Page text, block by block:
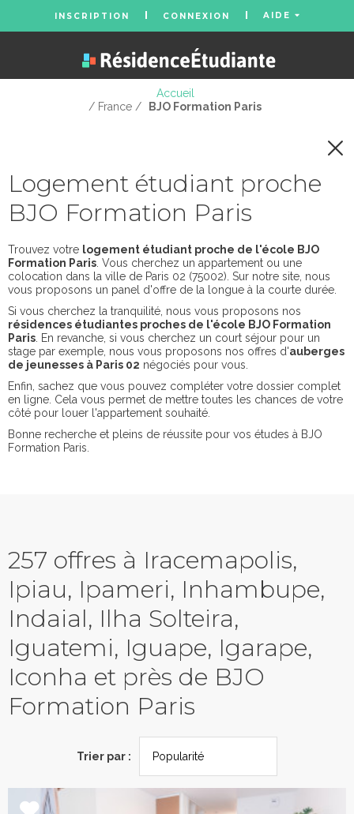
INSCRIPTION CONNEXION AIDE
Accueil
/ France /
BJO Formation Paris
Logement étudiant proche
BJO Formation Paris
Trouvez votre logement étudiant proche de l'école BJO
Formation Paris . Vous cherchez un appartement ou une
colocation dans la ville de Paris 02 (75002). Sur notre site, nous
vous proposons un panel d'offre de la longue à la courte durée.
Si vous cherchez la tranquilité, nous vous proposons nos
résidences étudiantes proches de l'école BJO Formation
Paris . En revanche, si vous cherchez un court séjour pour un
stage par exemple, nous vous proposons nos offres d'auberges
de jeunesses à Paris 02 négociés pour vous.
Enfin, sachez que vous pouvez compléter votre dossier complet
en ligne. Cela vous permet de mettre toutes les chances de votre
côté pour louer l'appartement souhaité.
Bonne recherche et pleins de réussite pour vos études à BJO
Formation Paris.
257 offres à Iracemapolis,
Ipiau, Ipameri, Inhambupe,
Indaial, Ilha Solteira,
Iguatemi, Iguape, Igarape,
Iconha et près de BJO
Formation Paris
Trier par :